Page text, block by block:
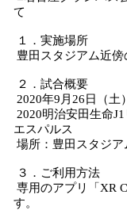
て
１．実施場所
豊田スタジアム近
２．試合概要
2020年9月26日（土
2020明治安田生命
エスパルス
場所：豊田スタジア
３．ご利用方法
専用のアプリ「XR
す。